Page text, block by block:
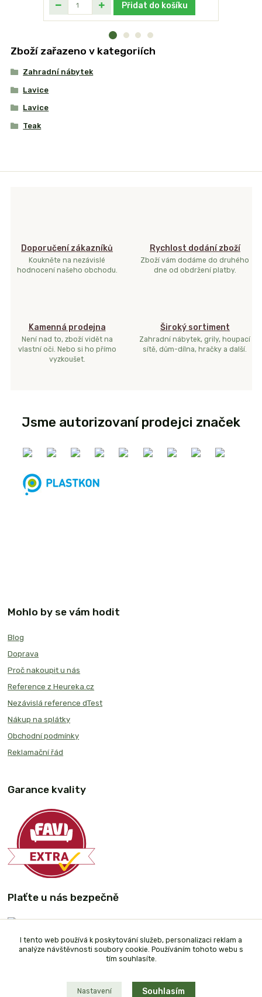
Přidat do košíku
Zboží zařazeno v kategoriích
Zahradní nábytek
Lavice
Lavice
Teak
Doporučení zákazníků
Koukněte na nezávislé
hodnocení našeho obchodu.
Rychlost dodání zboží
Zboží vám dodáme do druhého
dne od obdržení platby.
Kamenná prodejna
Není nad to, zboží vidět na
vlastní oči. Nebo si ho přímo
vyzkoušet.
Široký sortiment
Zahradní nábytek, grily, houpací
sítě, dům-dílna, hračky a další.
Jsme autorizovaní prodejci značek
Mohlo by se vám hodit
Blog
Doprava
Proč nakoupit u nás
Reference z Heureka.cz
Nezávislá reference dTest
Nákup na splátky
Obchodní podmínky
Reklamační řád
Garance kvality
Plaťte u nás bezpečně
I tento web používá k poskytování služeb, personalizaci reklam a
analýze návštěvnosti soubory cookie. Používáním tohoto webu s
tím souhlasíte.
Nastavení Souhlasím